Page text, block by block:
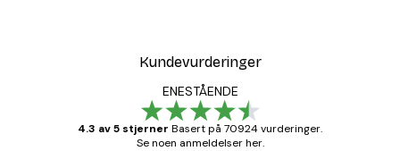
Kundevurderinger
ENESTÅENDE
4.3 av 5 stjerner Basert på 70924 vurderinger.
Se noen anmeldelser her.